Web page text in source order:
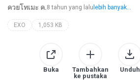
ควยโทเมะ ค.8 tahun yang lalu lebih banyak...
EXO 1,053 KB
Buka
Tambahkan
ke pustaka
Unduh